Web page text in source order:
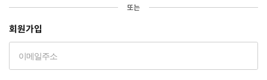
또는
회원가입